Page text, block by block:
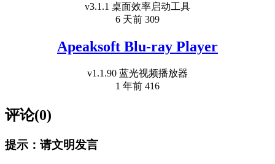
v3.1.1 桌面效率启动工具
6 天前 309
Apeaksoft Blu-ray Player
v1.1.90 蓝光视频播放器
1 年前 416
评论(0)
提示：请文明发言